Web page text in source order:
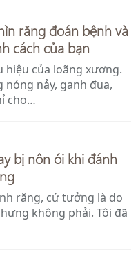
răng đoán bệnh và
cách của bạn
hiệu của loãng xương.
nảy, ganh đua,
cho…
bị nôn ói khi đánh
răng, cứ tưởng là do
không phải. Tôi đã